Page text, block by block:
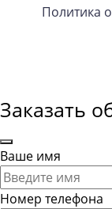
Политика
Заказать
Ваше имя
Номер телефона